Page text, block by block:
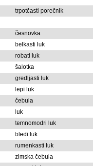
trpotčasti porečnik
česnovka
belkasti luk
robati luk
šalotka
gredljasti luk
lepi luk
čebula
luk
temnomodri luk
bledi luk
rumenkasti luk
zimska čebula